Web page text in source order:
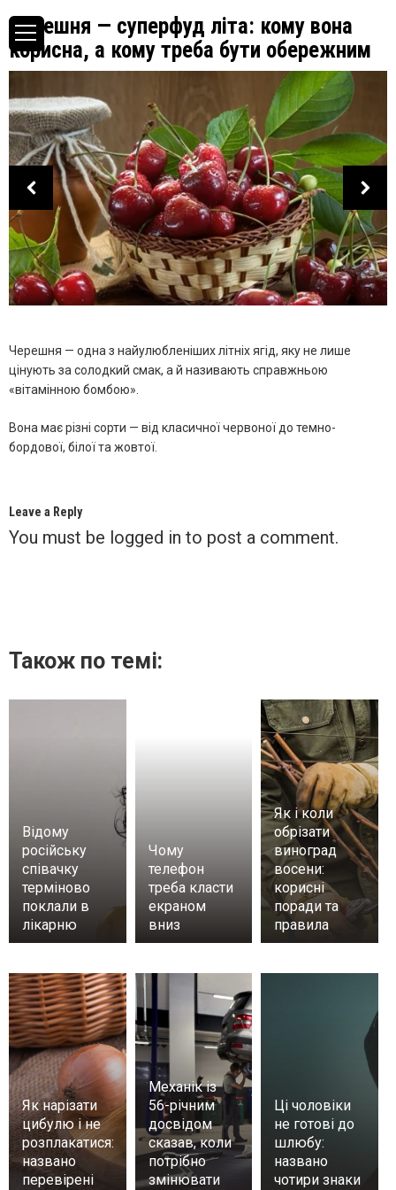
Черешня — суперфуд літа: кому вона
корисна, а кому треба бути обережним
Черешня — одна з найулюбленіших літніх ягід, яку не лише
цінують за солодкий смак, а й називають справжньою
«вітамінною бомбою».
Вона має різні сорти — від класичної червоної до темно-
бордової, білої та жовтої.
Leave a Reply
You must be logged in to post a comment.
Також по темі:
Відому
російську
співачку
терміново
поклали в
лікарню
Чому
телефон
треба класти
екраном
вниз
Як і коли
обрізати
виноград
восени:
корисні
поради та
правила
Як нарізати
цибулю і не
розплакатися:
названо
перевірені
Механік із
56-річним
досвідом
сказав, коли
потрібно
змінювати
Ці чоловіки
не готові до
шлюбу:
названо
чотири знаки